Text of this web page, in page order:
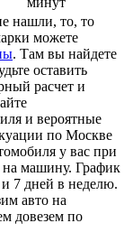
нашли, то, то
можете
. Там вы найдете
оставить
расчет и
и вероятные
по Москве
у вас при
на машину. График
7 дней в неделю.
авто на
довезем по